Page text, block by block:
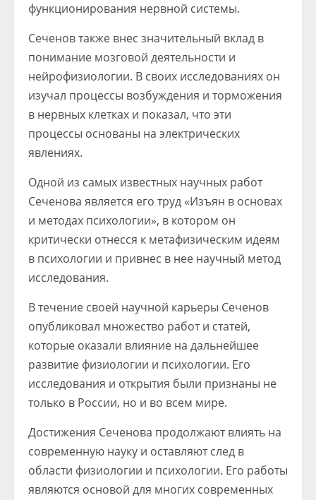
функционирования нервной системы.
Сеченов также внес значительный вклад в
понимание мозговой деятельности и
нейрофизиологии. В своих исследованиях он
изучал процессы возбуждения и торможения
в нервных клетках и показал, что эти
процессы основаны на электрических
явлениях.
Одной из самых известных научных работ
Сеченова является его труд «Изъян в основах
и методах психологии», в котором он
критически отнесся к метафизическим идеям
в психологии и привнес в нее научный метод
исследования.
В течение своей научной карьеры Сеченов
опубликовал множество работ и статей,
которые оказали влияние на дальнейшее
развитие физиологии и психологии. Его
исследования и открытия были признаны не
только в России, но и во всем мире.
Достижения Сеченова продолжают влиять на
современную науку и оставляют след в
области физиологии и психологии. Его работы
являются основой для многих современных